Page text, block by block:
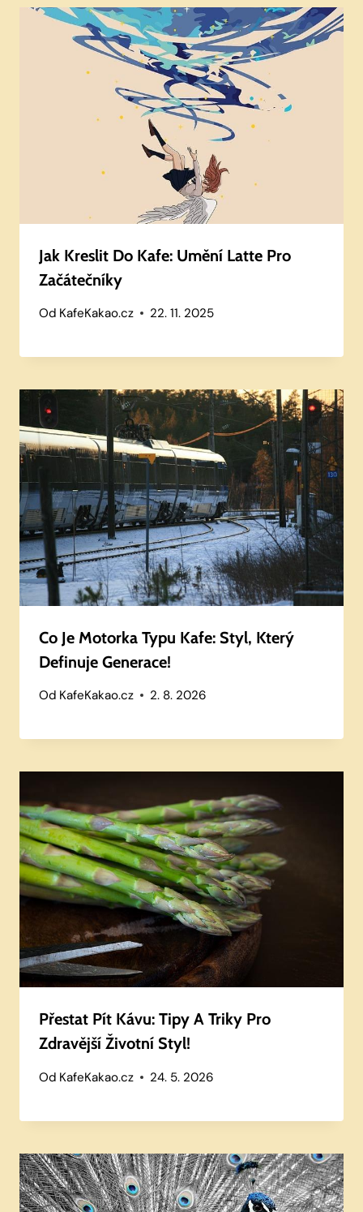
Jak Kreslit Do Kafe: Umění Latte Pro
Začátečníky
Od KafeKakao.cz 22. 11. 2025
Co Je Motorka Typu Kafe: Styl, Který
Definuje Generace!
Od KafeKakao.cz 2. 8. 2026
Přestat Pít Kávu: Tipy A Triky Pro
Zdravější Životní Styl!
Od KafeKakao.cz 24. 5. 2026